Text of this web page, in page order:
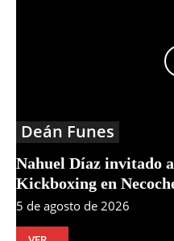
Deán Funes
Nahuel Díaz invitado
Kickboxing en
5 de agosto de 2026